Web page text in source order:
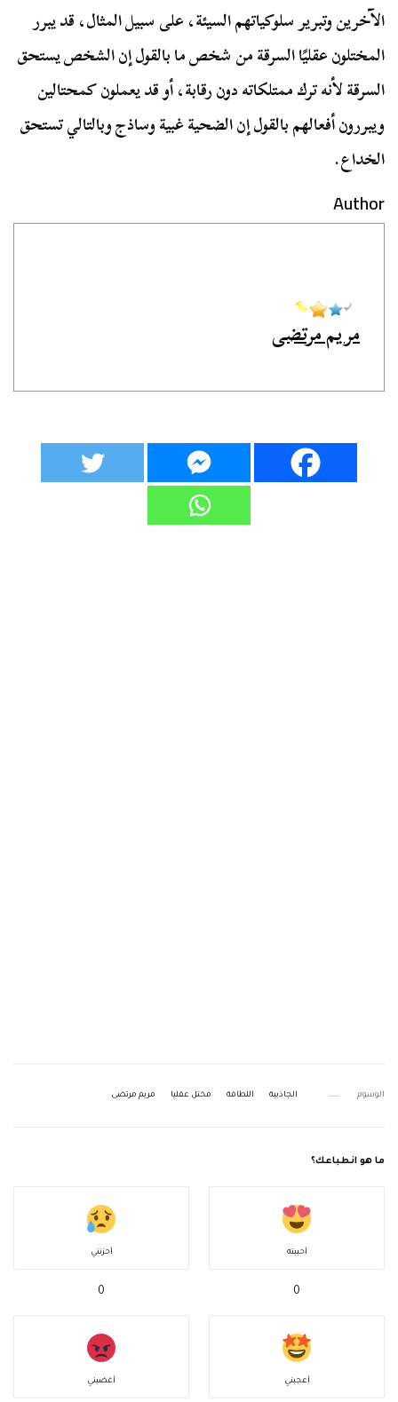
الآخرين وتبرير سلوكياتهم السيئة، على سبيل المثال، قد يبرر
المختلون عقليًا السرقة من شخص ما بالقول إن الشخص يستحق
السرقة لأنه ترك ممتلكاته دون رقابة، أو قد يعملون كمحتالين
ويبررون أفعالهم بالقول إن الضحية غبية وساذج وبالتالي تستحق
الخداع.
Author
مريم مرتضى
الوسوم الجاذبية اللطافة مختل عقليا مريم مرتضى
ما هو انطباعك؟
أحببته
0
أحزنني
0
أعجبني أغضبني